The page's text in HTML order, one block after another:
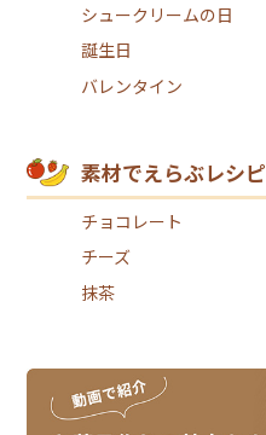
シュークリームの日
誕生日
バレンタイン
素材でえらぶレシピ
チョコレート
チーズ
抹茶